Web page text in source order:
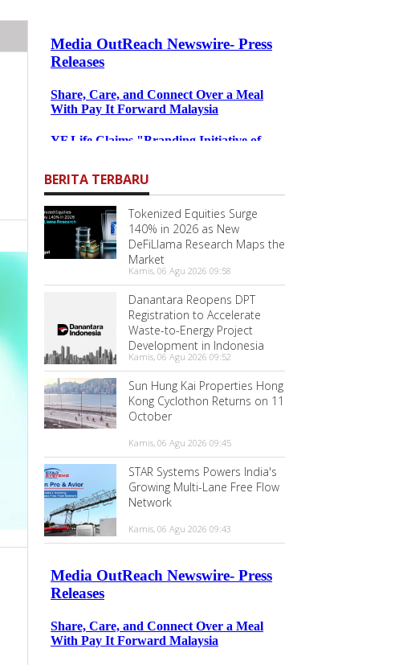
BERITA TERBARU
Tokenized Equities Surge
140% in 2026 as New
DeFiLlama Research Maps the
Market
Kamis, 06 Agu 2026 09:58
Danantara Reopens DPT
Registration to Accelerate
Waste-to-Energy Project
Development in Indonesia
Kamis, 06 Agu 2026 09:52
Sun Hung Kai Properties Hong
Kong Cyclothon Returns on 11
October
Kamis, 06 Agu 2026 09:45
STAR Systems Powers India's
Growing Multi-Lane Free Flow
Network
Kamis, 06 Agu 2026 09:43